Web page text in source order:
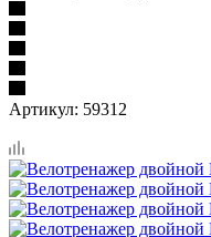
Артикул: 59312